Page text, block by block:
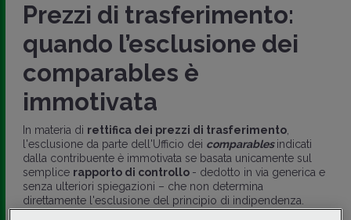
Prezzi di trasferimento:
quando l’esclusione dei
comparables è
immotivata
In materia di rettifica dei prezzi di trasferimento,
l'esclusione da parte dell'Ufficio dei comparablesindicati
dalla contribuente è immotivata se basata unicamente sul
semplice rapporto di controllo - dedotto in via generica e
senza ulteriori spiegazioni – che non determina
direttamente l'esclusione del principio di indipendenza.